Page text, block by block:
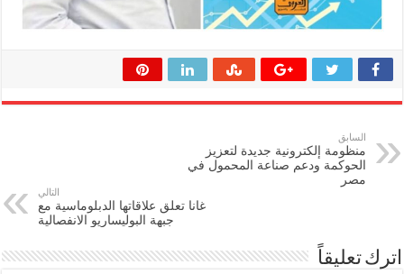
السابق
منظومة إلكترونية جديدة لتعزيز
الحوكمة ودعم صناعة المحمول في
مصر
التالي
غانا تعلق علاقاتها الدبلوماسية مع
جبهة البوليساريو الانفصالية
اترك تعليقاً